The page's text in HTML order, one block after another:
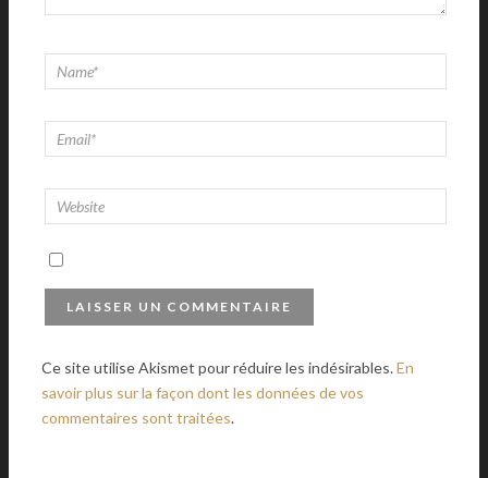
Ce site utilise Akismet pour réduire les indésirables.En
savoir plus sur la façon dont les données de vos
commentaires sont traitées.